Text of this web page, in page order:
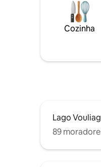
Cozinha
Lago
89